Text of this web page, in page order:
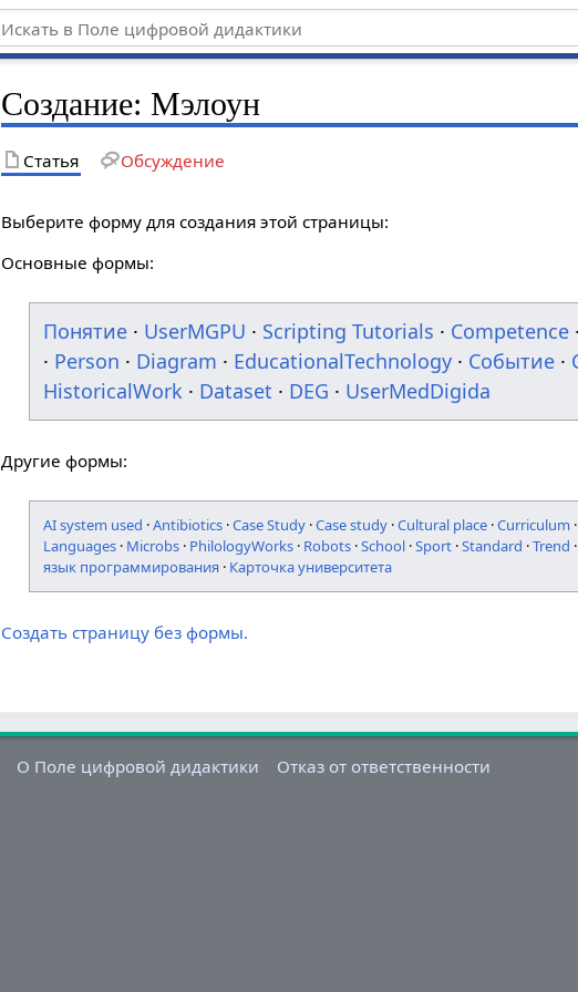
Создание: Мэлоун
Статья Обсуждение
Выберите форму для создания этой страницы:
Основные формы:
Понятие · UserMGPU · Scripting Tutorials · Competence ·
· Person · Diagram · EducationalTechnology · Событие ·
HistoricalWork · Dataset · DEG · UserMedDigida
Другие формы:
AI system used ·Antibiotics ·Case Study ·Case study ·Cultural place ·Curriculum ·
Languages · Microbs · PhilologyWorks · Robots ·School ·Sport ·Standard ·Trend ·
язык программирования · Карточка университета
Создать страницу без формы.
О Поле цифровой дидактики Отказ от ответственности